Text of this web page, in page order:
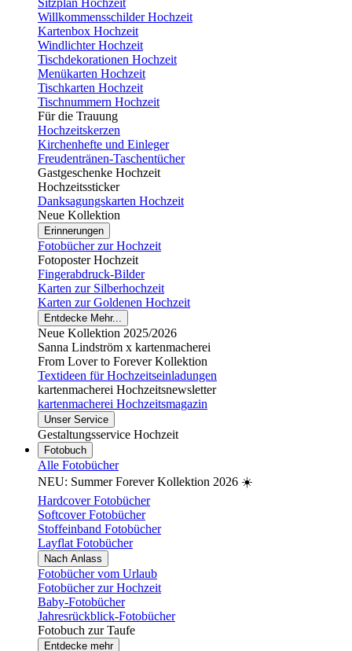
Sitzplan Hochzeit
Willkommensschilder Hochzeit
Kartenbox Hochzeit
Windlichter Hochzeit
Tischdekorationen Hochzeit
Menükarten Hochzeit
Tischkarten Hochzeit
Tischnummern Hochzeit
Für die Trauung
Hochzeitskerzen
Kirchenhefte und Einleger
Freudentränen-Taschentücher
Gastgeschenke Hochzeit
Hochzeitssticker
Danksagungskarten Hochzeit
Neue Kollektion
Erinnerungen
Fotobücher zur Hochzeit
Fotoposter Hochzeit
Fingerabdruck-Bilder
Karten zur Silberhochzeit
Karten zur Goldenen Hochzeit
Entdecke Mehr...
Neue Kollektion 2025/2026
Sanna Lindström x kartenmacherei
From Lover to Forever Kollektion
Textideen für Hochzeitseinladungen
kartenmacherei Hochzeitsnewsletter
kartenmacherei Hochzeitsmagazin
Unser Service
Gestaltungsservice Hochzeit
Fotobuch
Alle Fotobücher
NEU: Summer Forever Kollektion 2026 ☀️
Hardcover Fotobücher
Softcover Fotobücher
Stoffeinband Fotobücher
Layflat Fotobücher
Nach Anlass
Fotobücher vom Urlaub
Fotobücher zur Hochzeit
Baby-Fotobücher
Jahresrückblick-Fotobücher
Fotobuch zur Taufe
Entdecke mehr